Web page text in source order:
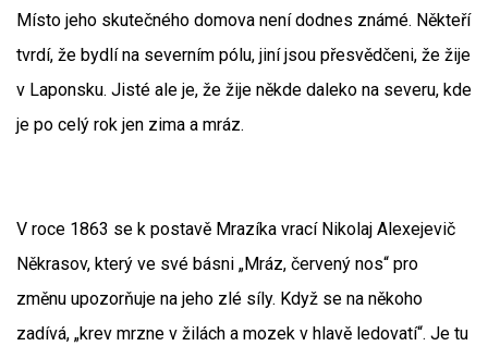
Místo jeho skutečného domova není dodnes známé. Někteří
tvrdí, že bydlí na severním pólu, jiní jsou přesvědčeni, že žije
v Laponsku. Jisté ale je, že žije někde daleko na severu, kde
je po celý rok jen zima a mráz.
V roce 1863 se k postavě Mrazíka vrací Nikolaj Alexejevič
Někrasov, který ve své básni „Mráz, červený nos“ pro
změnu upozorňuje na jeho zlé síly. Když se na někoho
zadívá, „krev mrzne v žilách a mozek v hlavě ledovatí“. Je tu